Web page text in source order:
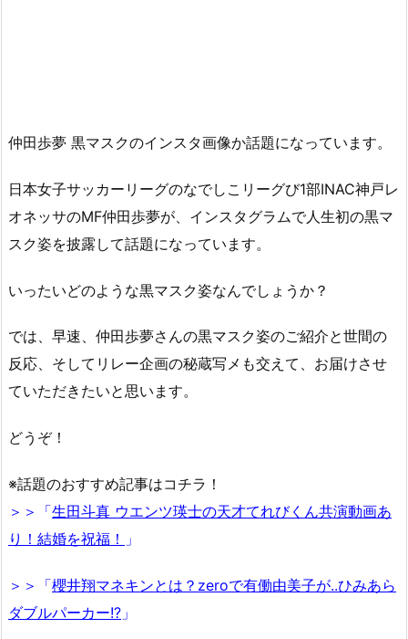
仲田歩夢 黒マスクのインスタ画像か話題になっています。
日本女子サッカーリーグのなでしこリーグび1部INAC神戸レ
オネッサのMF仲田歩夢が、インスタグラムで人生初の黒マ
スク姿を披露して話題になっています。
いったいどのような黒マスク姿なんでしょうか？
では、早速、仲田歩夢さんの黒マスク姿のご紹介と世間の
反応、そしてリレー企画の秘蔵写メも交えて、お届けさせ
ていただきたいと思います。
どうぞ！
※話題のおすすめ記事はコチラ！
＞＞「生田斗真 ウエンツ瑛士の天才てれびくん共演動画あ
り！結婚を祝福！ 」
＞＞「櫻井翔マネキンとは？zeroで有働由美子が..ひみあら
ダブルパーカー!? 」